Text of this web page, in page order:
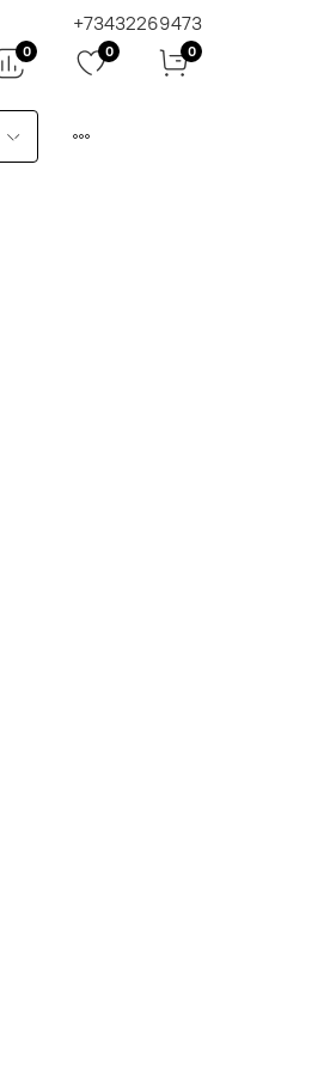
+73432269473
0 0 0